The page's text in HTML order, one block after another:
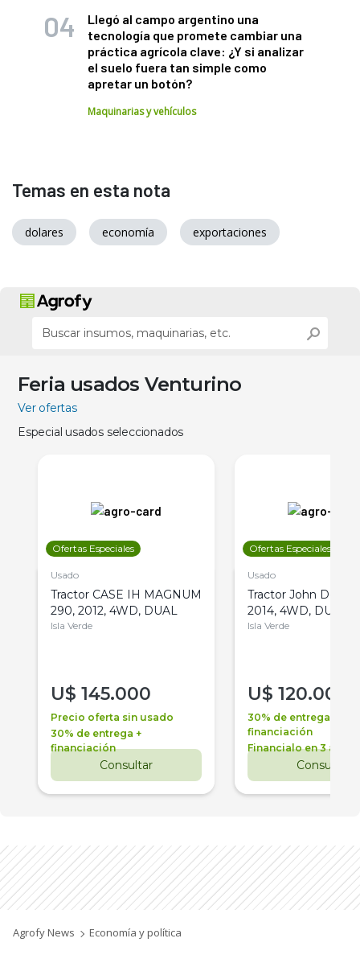
Llegó al campo argentino una
tecnología que promete cambiar una
práctica agrícola clave: ¿Y si analizar
el suelo fuera tan simple como
apretar un botón?
Maquinarias y vehículos
Temas en esta nota
dolares economía exportaciones
Feria usados Venturino
Ver ofertas
Especial usados seleccionados
Ofertas Especiales
Usado
Tractor CASE IH MAGNUM
290, 2012, 4WD, DUAL
Isla Verde
U$ 145.000
Precio oferta sin usado
30% de entrega +
financiación
Consultar
Ofertas Especiales
Usado
Tractor John Deere
2014, 4WD, DUAL
Isla Verde
U$ 120.000
30% de entrega +
financiación
Financialo en 3 años
Consultar
Agrofy News Economía y política